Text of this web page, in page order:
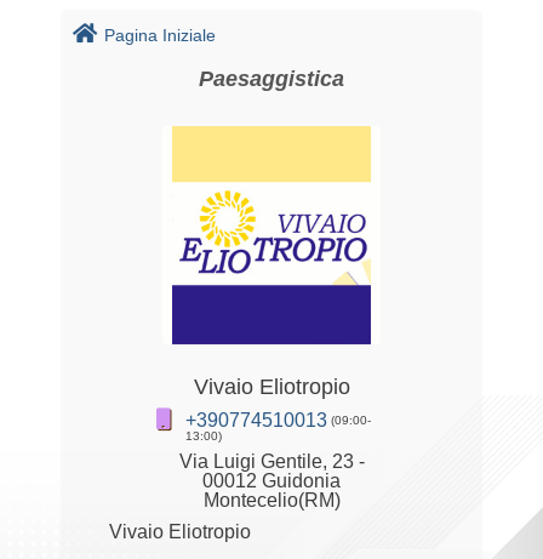
Pagina Iniziale
Paesaggistica
Vivaio Eliotropio
+390774510013 (09:00-
13:00)
Via Luigi Gentile, 23 -
00012 Guidonia
Montecelio(RM)
Vivaio Eliotropio